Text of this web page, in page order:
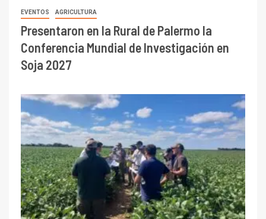
EVENTOS AGRICULTURA
Presentaron en la Rural de Palermo la
Conferencia Mundial de Investigación en
Soja 2027